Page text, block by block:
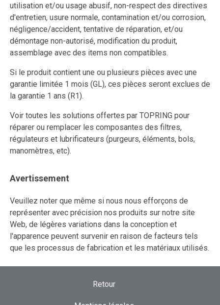
utilisation et/ou usage abusif, non-respect des directives
d'entretien, usure normale, contamination et/ou corrosion,
négligence/accident, tentative de réparation, et/ou
démontage non-autorisé, modification du produit,
assemblage avec des items non compatibles.
Si le produit contient une ou plusieurs pièces avec une
garantie limitée 1 mois (GL), ces pièces seront exclues de
la garantie 1 ans (R1).
Voir toutes les solutions offertes par TOPRING pour
réparer ou remplacer les composantes des filtres,
régulateurs et lubrificateurs (purgeurs, éléments, bols,
manomètres, etc).
Avertissement
Veuillez noter que même si nous nous efforçons de
représenter avec précision nos produits sur notre site
Web, de légères variations dans la conception et
l'apparence peuvent survenir en raison de facteurs tels
que les processus de fabrication et les matériaux utilisés.
Retour